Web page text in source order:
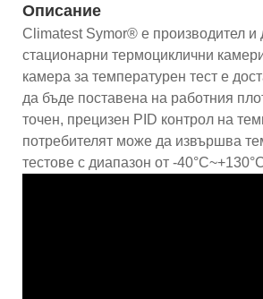
Описание
Climatest Symor® е производител и
стационарни термоциклични
камера за температурен тест е
да бъде поставена на работния
точен, прецизен PID контрол на
потребителят може да извършва
тестове с диапазон от -